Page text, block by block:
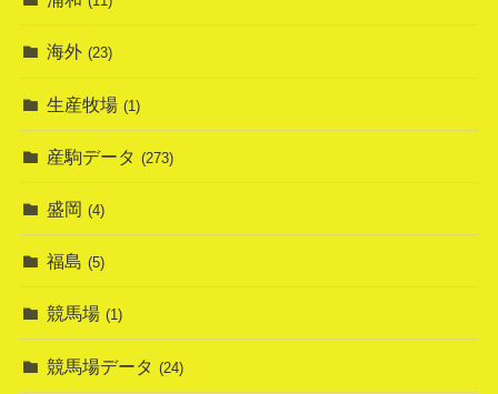
海外 (23)
生産牧場 (1)
産駒データ (273)
盛岡 (4)
福島 (5)
競馬場 (1)
競馬場データ (24)